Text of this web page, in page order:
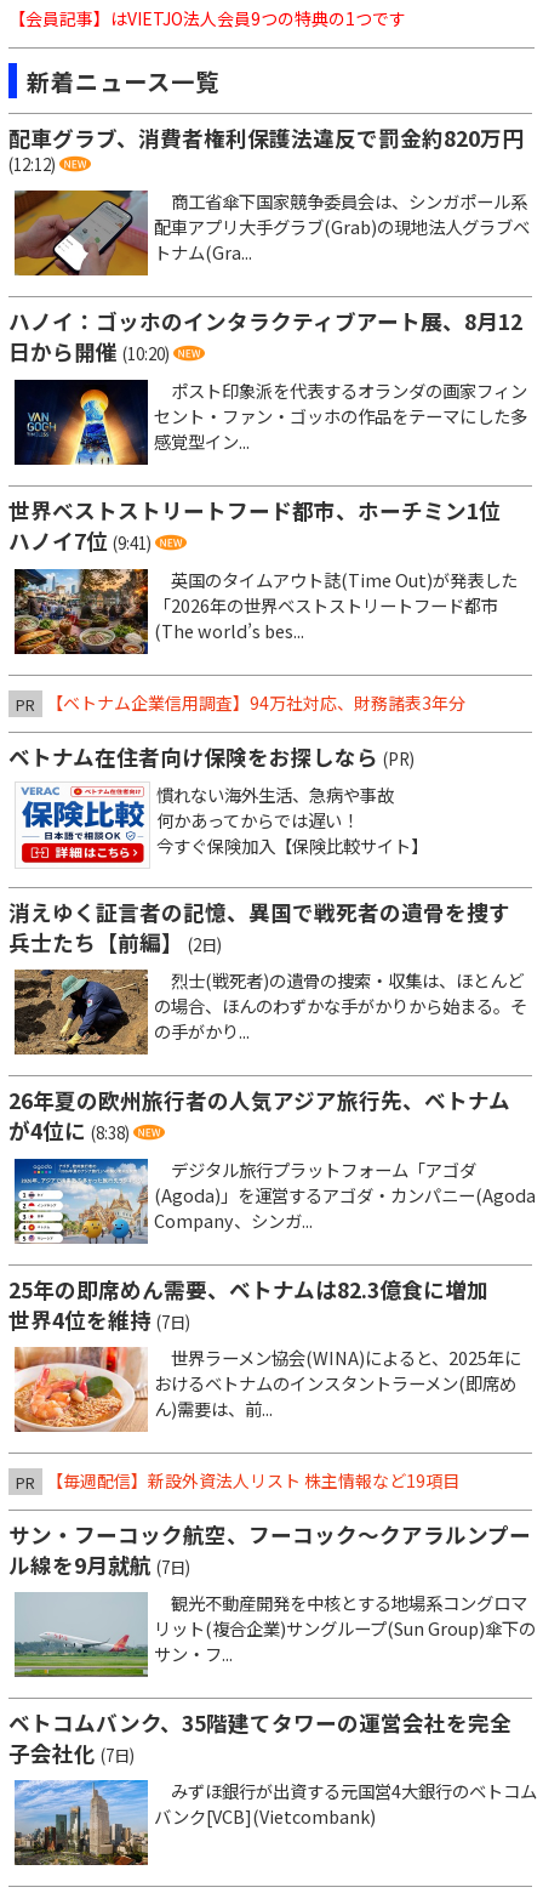
【会員記事】はVIETJO法人会員9つの特典の1つです
新着ニュース一覧
配車グラブ、消費者権利保護法違反で罰金約820万円
(12:12)
商工省傘下国家競争委員会は、シンガポール系
配車アプリ大手グラブ(Grab)の現地法人グラブベ
トナム(Gra...
ハノイ：ゴッホのインタラクティブアート展、8月12
日から開催 (10:20)
ポスト印象派を代表するオランダの画家フィン
セント・ファン・ゴッホの作品をテーマにした多
感覚型イン...
世界ベストストリートフード都市、ホーチミン1位
ハノイ7位 (9:41)
英国のタイムアウト誌(Time Out)が発表した
「2026年の世界ベストストリートフード都市
(The world’s bes...
PR 【ベトナム企業信用調査】94万社対応、財務諸表3年分
ベトナム在住者向け保険をお探しなら (PR)
慣れない海外生活、急病や事故
何かあってからでは遅い！
今すぐ保険加入【保険比較サイト】
消えゆく証言者の記憶、異国で戦死者の遺骨を捜す
兵士たち【前編】
(2日)
烈士(戦死者)の遺骨の捜索・収集は、ほとんど
の場合、ほんのわずかな手がかりから始まる。そ
の手がかり...
26年夏の欧州旅行者の人気アジア旅行先、ベトナム
が4位に (8:38)
デジタル旅行プラットフォーム「アゴダ
(Agoda)」を運営するアゴダ・カンパニー(Agoda
Company、シンガ...
25年の即席めん需要、ベトナムは82.3億食に増加
世界4位を維持 (7日)
世界ラーメン協会(WINA)によると、2025年に
おけるベトナムのインスタントラーメン(即席め
ん)需要は、前...
PR 【毎週配信】新設外資法人リスト 株主情報など19項目
サン・フーコック航空、フーコック～クアラルンプー
ル線を9月就航 (7日)
観光不動産開発を中核とする地場系コングロマ
リット(複合企業)サングループ(Sun Group)傘下の
サン・フ...
ベトコムバンク、35階建てタワーの運営会社を完全
子会社化 (7日)
みずほ銀行が出資する元国営4大銀行のベトコム
バンク[VCB](Vietcombank)